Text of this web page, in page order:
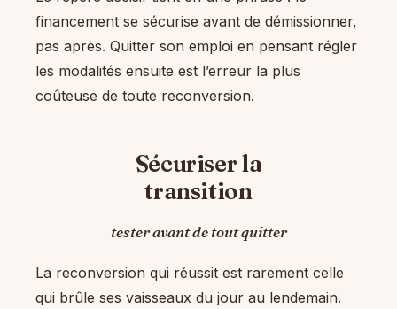
financement se sécurise avant de démissionner,
pas après. Quitter son emploi en pensant régler
les modalités ensuite est l’erreur la plus
coûteuse de toute reconversion.
Sécuriser la
transition
tester avant de tout quitter
La reconversion qui réussit est rarement celle
qui brûle ses vaisseaux du jour au lendemain.